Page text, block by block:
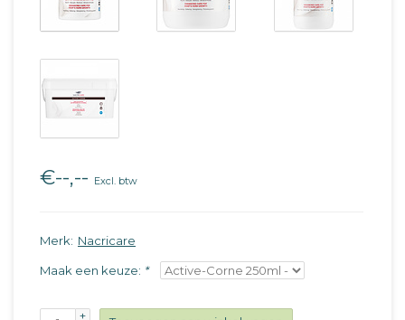
€--,-- Excl. btw
Merk: Nacricare
Maak een keuze: *
+